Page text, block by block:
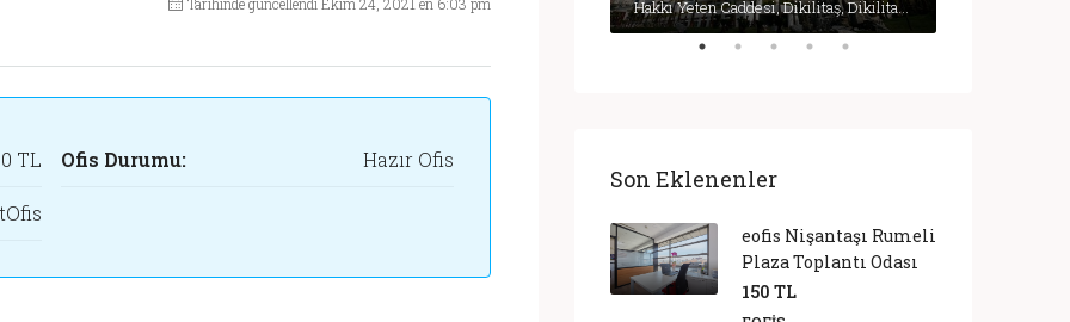
TL Ofis Durumu: Hazır Ofis
Hakkı Yeten Caddesi, Dikilitaş, Dikilitaş Mahallesi, Şişli, İstanbul, Marmara Bölgesi, 34349, Türkiye, İstanbul
Son Eklenenler
eofis Nişantaşı Rumeli
Plaza Toplantı Odası
150 TL